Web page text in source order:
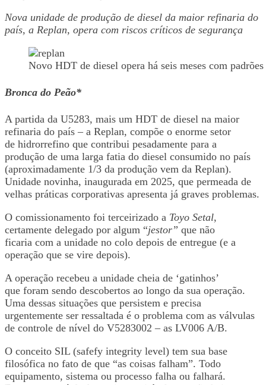
Nova unidade de produção de diesel da maior refinaria do
país, a Replan, opera com riscos críticos de segurança
Novo HDT de diesel opera há seis meses com
Bronca do Peão*
A partida da U5283, mais um HDT de diesel na maior
refinaria do país – a Replan, compõe o enorme setor
de hidrorrefino que contribui pesadamente para a
produção de uma larga fatia do diesel consumido no país
(aproximadamente 1/3 da produção vem da Replan).
Unidade novinha, inaugurada em 2025, que permeada de
velhas práticas corporativas apresenta já graves problemas.
O comissionamento foi terceirizado a Toyo Setal,
certamente delegado por algum “jestor” que não
ficaria com a unidade no colo depois de entregue (e a
operação que se vire depois).
A operação recebeu a unidade cheia de ‘gatinhos’
que foram sendo descobertos ao longo da sua operação.
Uma dessas situações que persistem e precisa
urgentemente ser ressaltada é o problema com as válvulas
de controle de nível do V5283002 – as LV006 A/B.
O conceito SIL (safefy integrity level) tem sua base
filosófica no fato de que “as coisas falham”. Todo
equipamento, sistema ou processo falha ou falhará.